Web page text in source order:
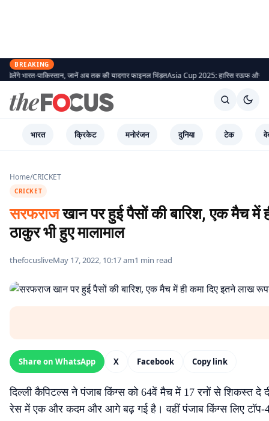
BREAKING
जानें अब तक की यादगार फाइनल भिंड़तAsia Cup 2025: हारिस रऊफ और साहिबजादा के
भारत क्रिकेट मनोरंजन दुनिया टेक
Home/CRICKET
CRICKET
सरफराजखान पर हुई पैसों की बारिश, एक मैच में
ठाकुर भी हुए मालामाल
thefocusliveMay 17, 2022, 10:17 am1 min read
Share on WhatsApp X Facebook Copy link
दिल्ली कैपिटल्स ने पंजाब किंग्स को 64वें मैच में 17 रनों से शिकस्त दे
रेस में एक और कदम और आगे बढ़ गई है। वहीं पंजाब किंग्स लिए टॉप-